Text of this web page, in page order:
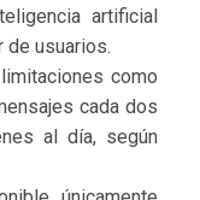
artificial
de usuarios.
como
cada dos
al día, según